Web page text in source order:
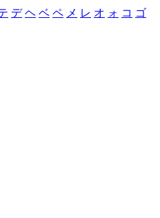
デ ヘ ベ ペ メ レ オ ォ コ ゴ